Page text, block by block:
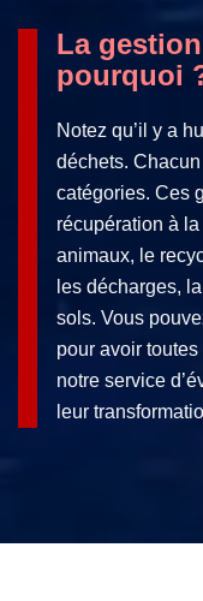
La
pourquoi
Notez qu’il y a
déchets.
catégories. Ces
récupération à
animaux, le
les décharges,
sols. Vous
pour avoir
notre service
leur